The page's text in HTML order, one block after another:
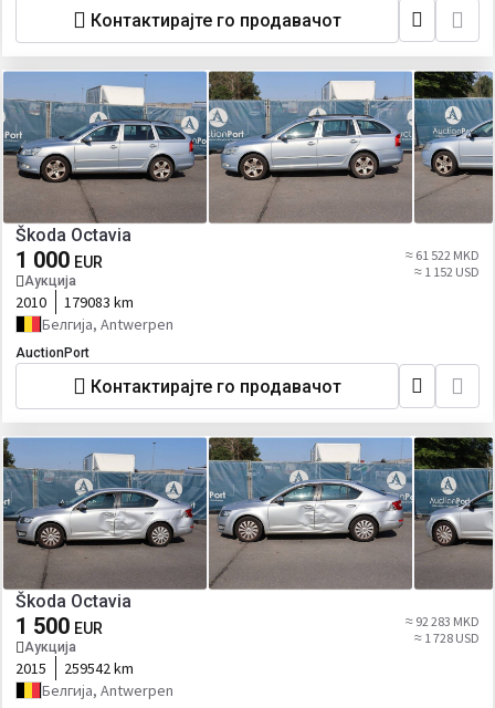
Контактирајте го продавачот
Škoda Octavia
1 000 EUR
Аукција
≈ 61 522 MKD
≈ 1 152 USD
2010
179083 km
Белгија, Antwerpen
AuctionPort
Контактирајте го продавачот
Škoda Octavia
1 500 EUR
Аукција
≈ 92 283 MKD
≈ 1 728 USD
2015
259542 km
Белгија, Antwerpen